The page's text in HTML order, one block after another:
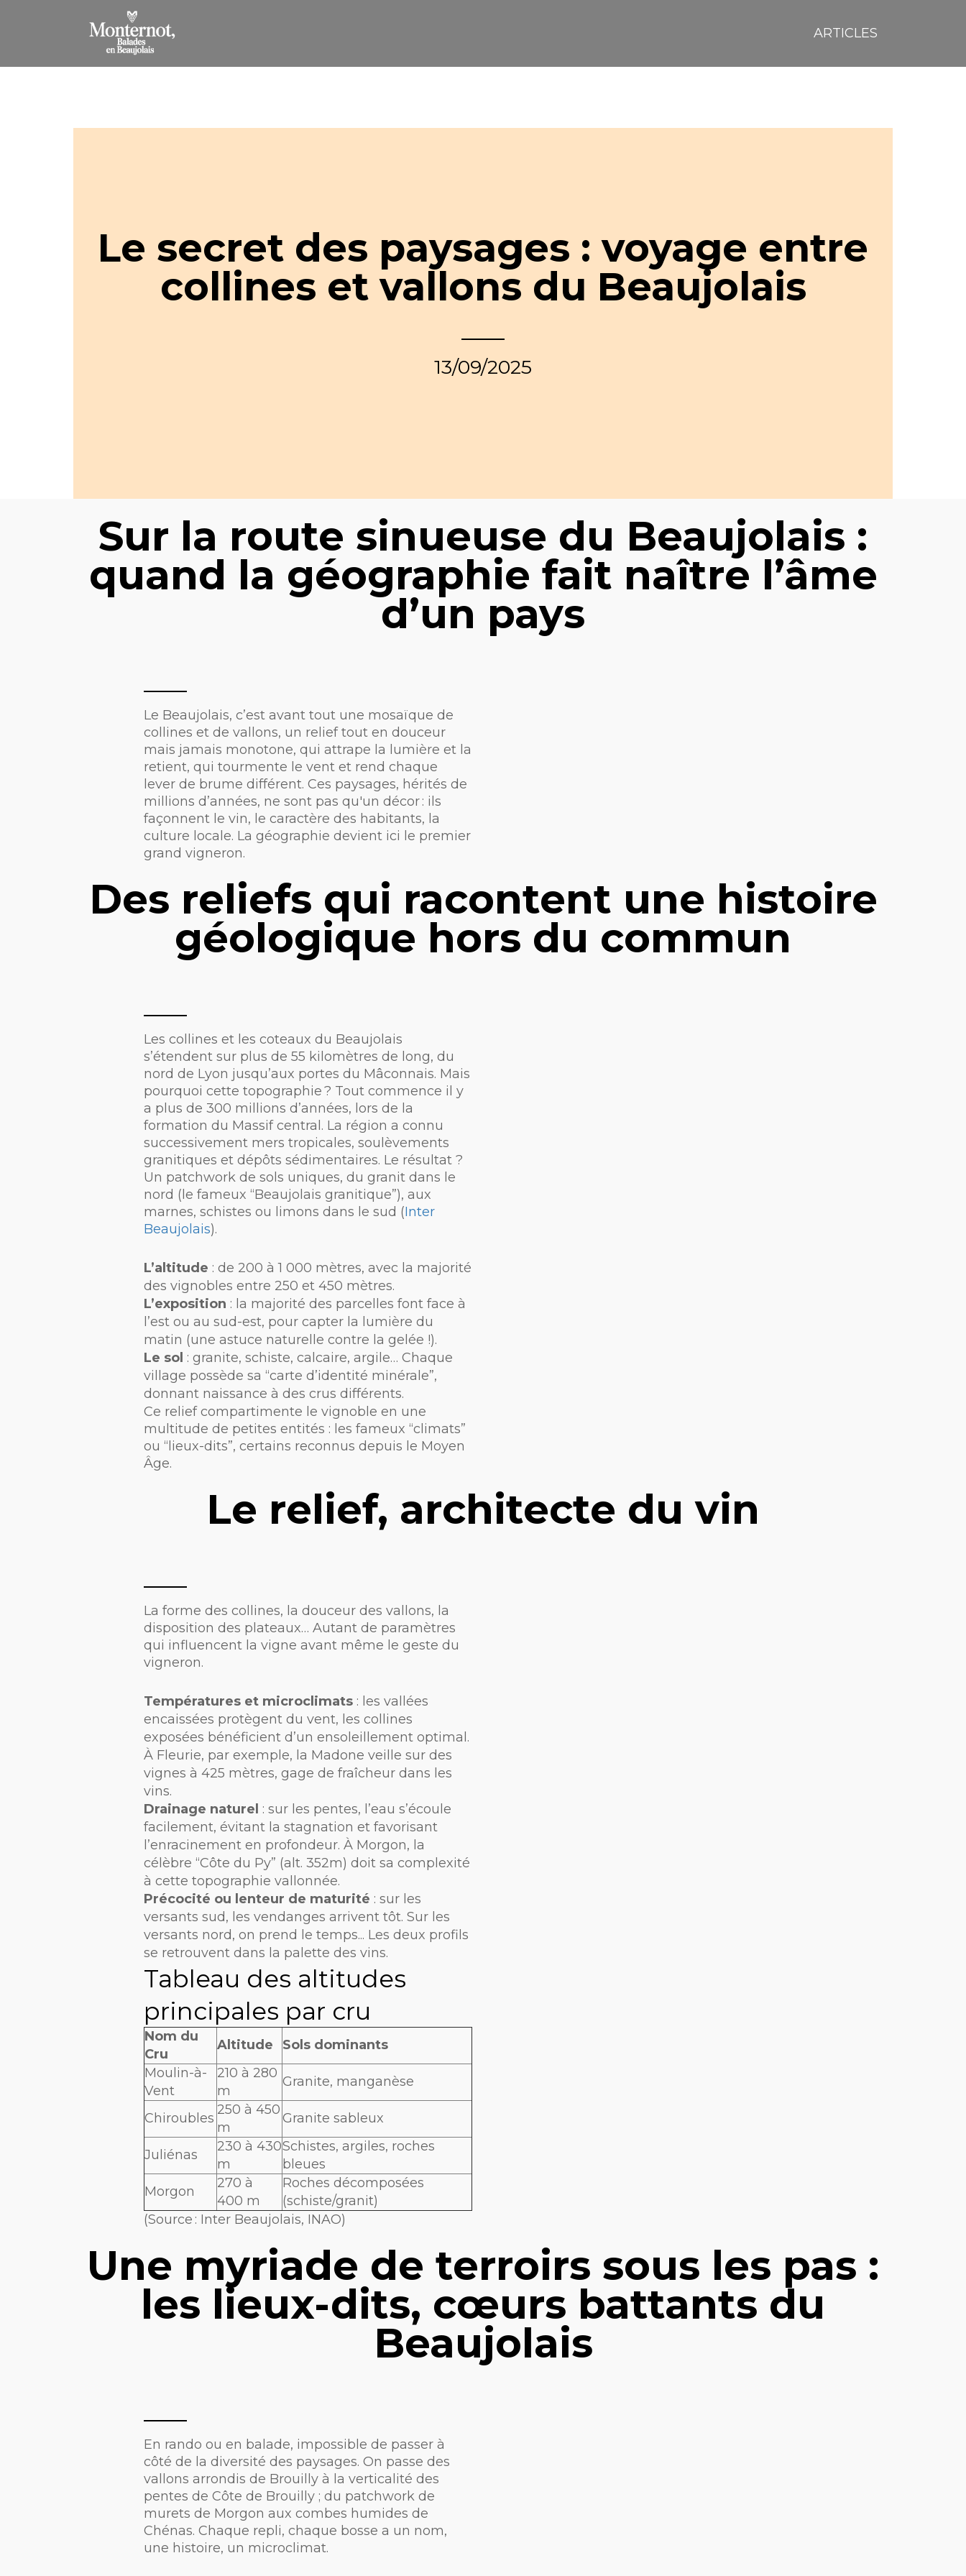
ARTICLES
Le secret des paysages : voyage entre
collines et vallons du Beaujolais
13/09/2025
Sur la route sinueuse du Beaujolais :
quand la géographie fait naître l’âme
d’un pays
Le Beaujolais, c’est avant tout une mosaïque de
collines et de vallons, un relief tout en douceur
mais jamais monotone, qui attrape la lumière et la
retient, qui tourmente le vent et rend chaque
lever de brume différent. Ces paysages, hérités de
millions d’années, ne sont pas qu'un décor : ils
façonnent le vin, le caractère des habitants, la
culture locale. La géographie devient ici le premier
grand vigneron.
Des reliefs qui racontent une histoire
géologique hors du commun
Les collines et les coteaux du Beaujolais
s’étendent sur plus de 55 kilomètres de long, du
nord de Lyon jusqu’aux portes du Mâconnais. Mais
pourquoi cette topographie ? Tout commence il y
a plus de 300 millions d’années, lors de la
formation du Massif central. La région a connu
successivement mers tropicales, soulèvements
granitiques et dépôts sédimentaires. Le résultat ?
Un patchwork de sols uniques, du granit dans le
nord (le fameux “Beaujolais granitique”), aux
marnes, schistes ou limons dans le sud (Inter
Beaujolais).
L’altitude : de 200 à 1 000 mètres, avec la majorité
des vignobles entre 250 et 450 mètres.
L’exposition : la majorité des parcelles font face à
l’est ou au sud-est, pour capter la lumière du
matin (une astuce naturelle contre la gelée !).
Le sol : granite, schiste, calcaire, argile… Chaque
village possède sa “carte d’identité minérale”,
donnant naissance à des crus différents.
Ce relief compartimente le vignoble en une
multitude de petites entités : les fameux “climats”
ou “lieux-dits”, certains reconnus depuis le Moyen
Âge.
Le relief, architecte du vin
La forme des collines, la douceur des vallons, la
disposition des plateaux… Autant de paramètres
qui influencent la vigne avant même le geste du
vigneron.
Températures et microclimats: les vallées
encaissées protègent du vent, les collines
exposées bénéficient d’un ensoleillement optimal.
À Fleurie, par exemple, la Madone veille sur des
vignes à 425 mètres, gage de fraîcheur dans les
vins.
Drainage naturel : sur les pentes, l’eau s’écoule
facilement, évitant la stagnation et favorisant
l’enracinement en profondeur. À Morgon, la
célèbre “Côte du Py” (alt. 352m) doit sa complexité
à cette topographie vallonnée.
Précocité ou lenteur de maturité : sur les
versants sud, les vendanges arrivent tôt. Sur les
versants nord, on prend le temps... Les deux profils
se retrouvent dans la palette des vins.
Tableau des altitudes
principales par cru
Nom du
Cru
Altitude
Sols dominants
Moulin-à-
Vent
210 à 280
m
Granite, manganèse
Chiroubles
250 à 450
m
Granite sableux
Juliénas
230 à 430
m
Schistes, argiles, roches
bleues
Morgon
270 à
400 m
Roches décomposées
(schiste/granit)
(Source : Inter Beaujolais, INAO)
Une myriade de terroirs sous les pas :
les lieux-dits, cœurs battants du
Beaujolais
En rando ou en balade, impossible de passer à
côté de la diversité des paysages. On passe des
vallons arrondis de Brouilly à la verticalité des
pentes de Côte de Brouilly ; du patchwork de
murets de Morgon aux combes humides de
Chénas. Chaque repli, chaque bosse a un nom,
une histoire, un microclimat.